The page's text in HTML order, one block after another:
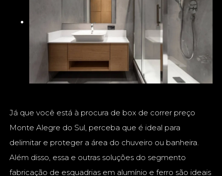
Já que você está à procura de box de correr preço
Monte Alegre do Sul, perceba que é ideal para
delimitar e proteger a área do chuveiro ou banheira.
Além disso, essa e outras soluções do segmento
fabricação de esquadrias em alumínio e ferro são ideais